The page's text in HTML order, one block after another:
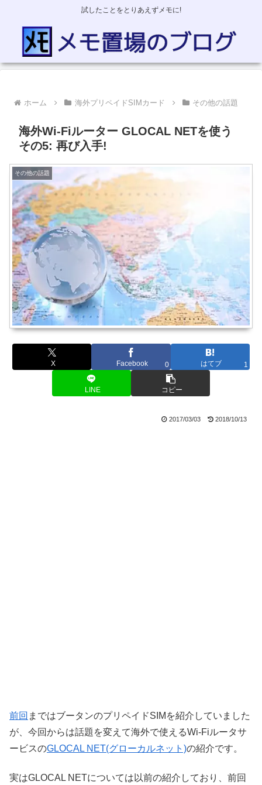
試したことをとりあえずメモに!
ホーム 海外プリペイドSIMカード その他の話題
海外Wi-Fiルーター GLOCAL NETを使う
その5: 再び入手!
その他の話題
X Facebook 0 はてブ 1
LINE コピー
2017/03/03 2018/10/13
前回 まではブータンのプリペイドSIMを紹介していました
が、今回からは話題を変えて海外で使えるWi-Fiルータサ
ービスのGLOCAL NET(グローカルネット)の紹介です。
実はGLOCAL NETについては以前の紹介しており、前回